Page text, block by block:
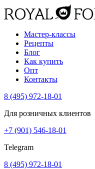
Мастер-классы
Рецепты
Блог
Как купить
Опт
Контакты
8 (495) 972-18-01
Для розничных клиентов
+7 (901) 546-18-01
Telegram
8 (495) 972-18-01